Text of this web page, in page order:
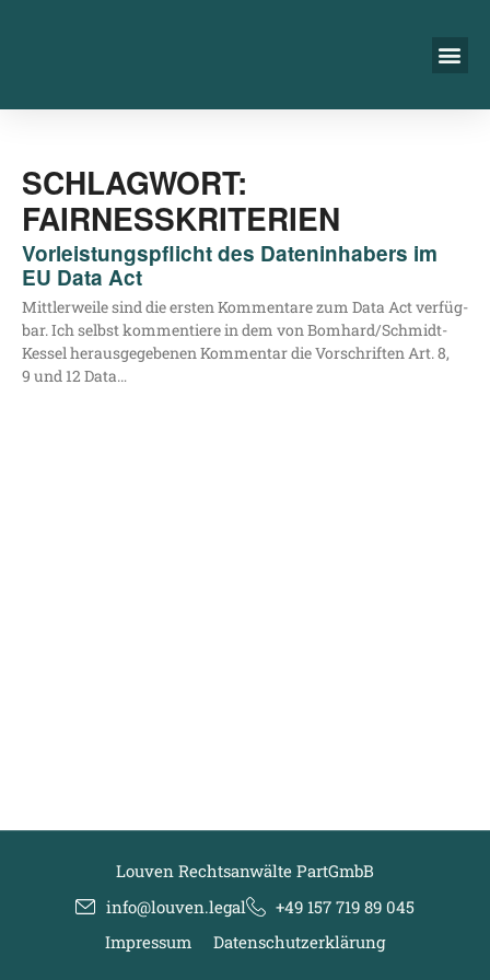
SCHLAGWORT:
FAIRNESSKRITERIEN
Vorleistungspflicht des Dateninhabers im
EU Data Act
Mitt­ler­wei­le sind die ers­ten Kom­men­ta­re zum Data Act ver­füg­
bar. Ich selbst kom­men­tie­re in dem von Bom­har­­d/­­Schmidt-
Kes­­sel her­aus­ge­ge­be­nen Kom­men­tar die Vor­schrif­ten Art. 8,
9 und 12 Data…
Louven Rechtsanwälte PartGmbB
info@louven.legal
+49 157 719 89 045
Impressum
Datenschutzerklärung